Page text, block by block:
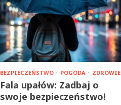
BEZPIECZEŃSTWO POGODA ZDROWIE
Fala upałów: Zadbaj o
swoje bezpieczeństwo!